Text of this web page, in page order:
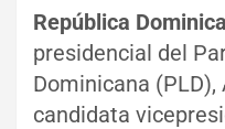
República
presidencial del
Dominicana
candidata